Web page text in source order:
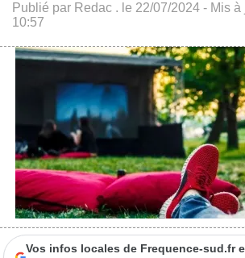
Publié par Redac . le 22/07/2024 - Mis
10:57
Vos infos locales de Frequence-sud.fr